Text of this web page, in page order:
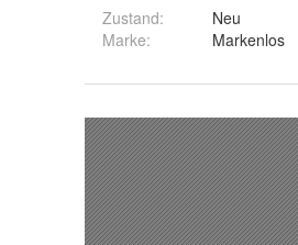
Zustand:
Neu
Marke:
Markenlos